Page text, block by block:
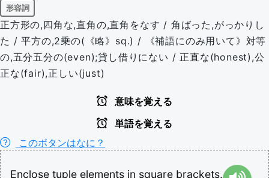
形容詞
正方形の,四角な,直角の,直角をなす / 角ばった,がっかりし
た / 平方の,2乗の(《略》sq.) / 《補語にのみ用いて》対等
の,五分五分の(even);貸し借りにない / 正直な(honest),公
正な(fair),正しい(just)
意味を覚える
単語を覚える
このボタンはなに？
Enclose tuple elements in square brackets.